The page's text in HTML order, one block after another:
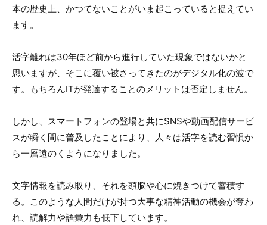
本の歴史上、かつてないことがいま起こっていると捉えてい
ます。
活字離れは30年ほど前から進行していた現象ではないかと
思いますが、そこに覆い被さってきたのがデジタル化の波で
す。もちろんITが発達することのメリットは否定しません。
しかし、スマートフォンの登場と共にSNSや動画配信サービ
スが瞬く間に普及したことにより、人々は活字を読む習慣か
ら一層遠のくようになりました。
文字情報を読み取り、それを頭脳や心に焼きつけて蓄積す
る。このような人間だけが持つ大事な精神活動の機会が奪わ
れ、読解力や語彙力も低下しています。